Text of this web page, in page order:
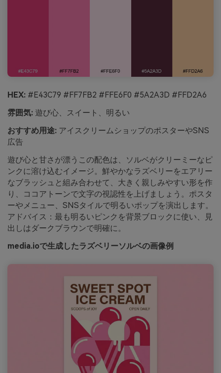
HEX: #E43C79 #FF7FB2 #FFE6F0 #5A2A3D #FFD2A6
雰囲気: 遊び心、スイート、明るい
おすすめ用途: アイスクリームショップのポスターやSNS
広告
遊び心と甘さが漂うこの配色は、ソルベがクリーミーなピ
ンクに溶け込むイメージ。鮮やかなラズベリーをエアリー
なブラッシュと組み合わせて、大きく親しみやすい形を作
り、ココアトーンで文字の視認性を上げましょう。ポスタ
ーやメニュー、SNSタイルで明るいポップを演出します。
アドバイス：最も明るいピンクを背景ブロックに使い、見
出しはダークブラウンで明確に。
media.ioで生成したラズベリーソルベの画像例